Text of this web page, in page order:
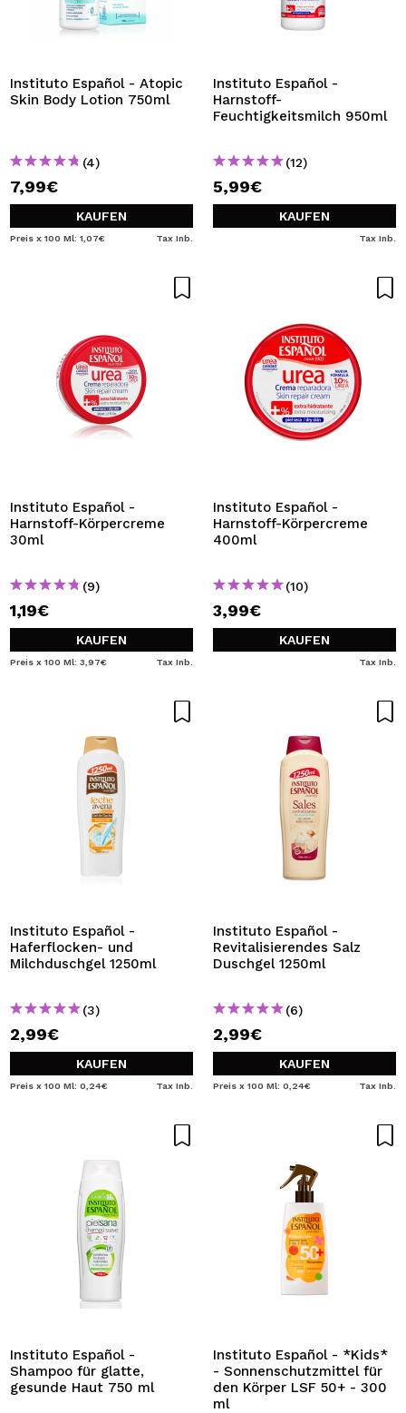
Instituto Español - Atopic
Skin Body Lotion 750ml
(4)
7,99€
KAUFEN
Preis x 100 Ml: 1,07€ Tax Inb.
Instituto Español -
Harnstoff-
Feuchtigkeitsmilch 950ml
(12)
5,99€
KAUFEN
Tax Inb.
Instituto Español -
Harnstoff-Körpercreme
30ml
(9)
1,19€
KAUFEN
Preis x 100 Ml: 3,97€ Tax Inb.
Instituto Español -
Harnstoff-Körpercreme
400ml
(10)
3,99€
KAUFEN
Tax Inb.
Instituto Español -
Haferflocken- und
Milchduschgel 1250ml
(3)
2,99€
KAUFEN
Preis x 100 Ml: 0,24€ Tax Inb.
Instituto Español -
Revitalisierendes Salz
Duschgel 1250ml
(6)
2,99€
KAUFEN
Preis x 100 Ml: 0,24€ Tax Inb.
Instituto Español -
Shampoo für glatte,
gesunde Haut 750 ml
Instituto Español - *Kids*
- Sonnenschutzmittel für
den Körper LSF 50+ - 300
ml